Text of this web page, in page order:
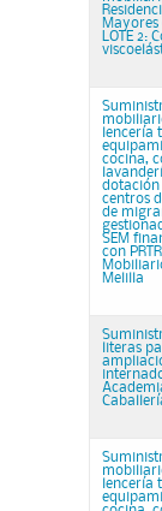
Mayores
LOTE 2:
lencería
cocina,
dotación
centros
de
SEM
con
Melilla
literas
lencería